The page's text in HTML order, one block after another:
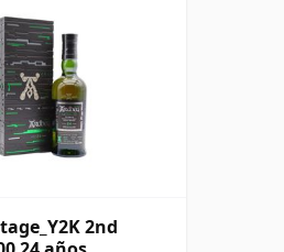
2nd